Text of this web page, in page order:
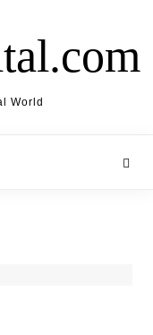
World